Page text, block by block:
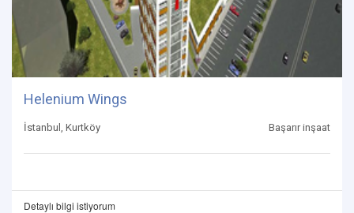
Helenium Wings
İstanbul, Kurtköy Başarır inşaat
Detaylı bilgi istiyorum